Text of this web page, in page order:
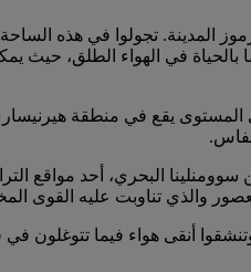
المدينة. تجولوا في هذه
في الهواء الطلق، حيث
المستوى يقع في منطقة
البحري، أحد مواقع
والذي تناوبت عليه القوى
أنقى هواء فيما تتوغلون في